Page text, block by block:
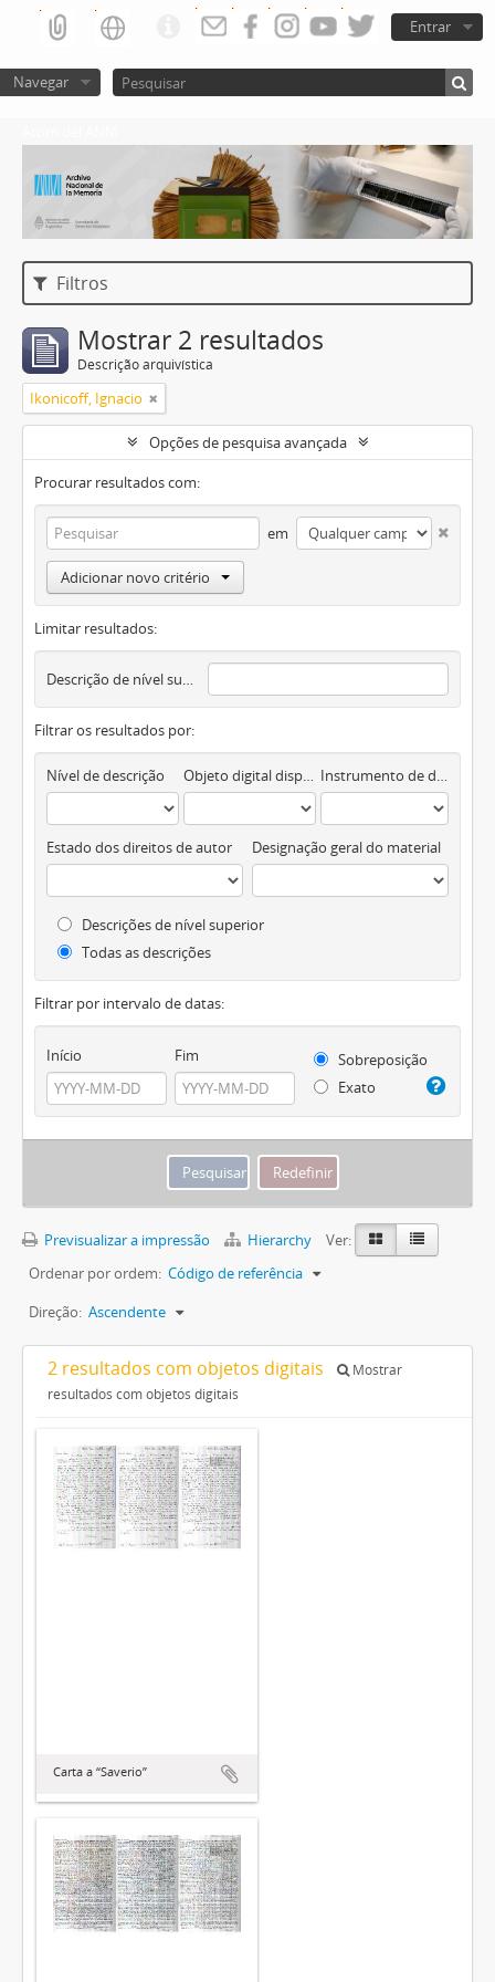
Entrar
Navegar
Filtros
Mostrar 2 resultados
Descrição arquivística
Ikonicoff, Ignacio
Opções de pesquisa avançada
Procurar resultados com:
em
Adicionar novo critério
Limitar resultados:
Descrição de nível superior
Filtrar os resultados por:
Nível de descrição Objeto digital disponível Instrumento de descrição documental
Estado dos direitos de autor Designação geral do material
Descrições de nível superior
Todas as descrições
Filtrar por intervalo de datas:
Início Fim
Sobreposição
Exato
Previsualizar a impressão Hierarchy
Ver:
Ordenar por ordem: Código de referência
Direção: Ascendente
2 resultados com objetos digitais
Mostrar
resultados com objetos digitais
Carta a “Saverio”